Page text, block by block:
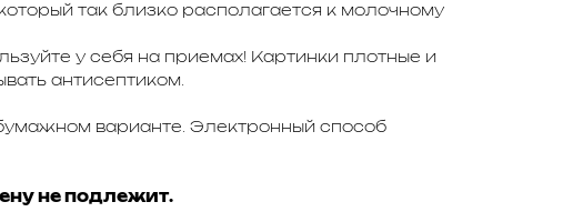
так близко располагается к молочному
у себя на приемах! Картинки плотные и
антисептиком.
варианте. Электронный способ
не подлежит.